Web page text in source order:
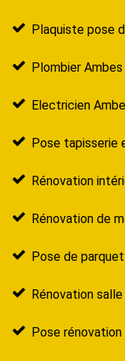
Plaquiste pose
Plombier Ambes
Electricien
Pose tapisserie
Rénovation
Rénovation de
Pose de
Rénovation
Pose rénovation